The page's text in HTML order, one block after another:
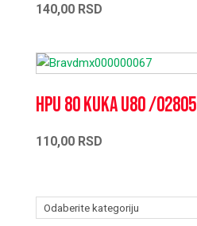
140,00 RSD
HPU 80 kuka U80 /02805
110,00 RSD
Odaberite